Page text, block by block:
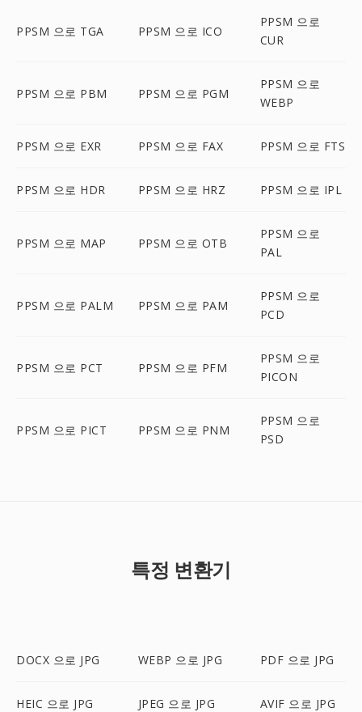
PPSM 으로 TGA PPSM 으로 ICO
PPSM 으로
CUR
PPSM 으로 PBM PPSM 으로 PGM
PPSM 으로
WEBP
PPSM 으로 EXR PPSM 으로 FAX PPSM 으로 FTS
PPSM 으로 HDR PPSM 으로 HRZ PPSM 으로 IPL
PPSM 으로 MAP PPSM 으로 OTB
PPSM 으로
PAL
PPSM 으로 PALM PPSM 으로 PAM
PPSM 으로
PCD
PPSM 으로 PCT PPSM 으로 PFM
PPSM 으로
PICON
PPSM 으로 PICT PPSM 으로 PNM
PPSM 으로
PSD
특정 변환기
DOCX 으로 JPG WEBP 으로 JPG PDF 으로 JPG
HEIC 으로 JPG JPEG 으로 JPG AVIF 으로 JPG